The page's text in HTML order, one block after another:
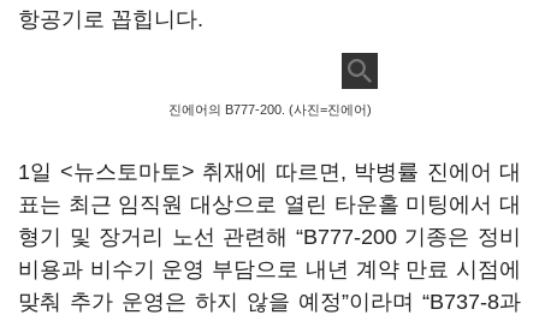
항공기로 꼽힙니다.
진에어의 B777-200. (사진=진에어)
1일 <뉴스토마토> 취재에 따르면, 박병률 진에어 대
표는 최근 임직원 대상으로 열린 타운홀 미팅에서 대
형기 및 장거리 노선 관련해 “B777-200 기종은 정비
비용과 비수기 운영 부담으로 내년 계약 만료 시점에
맞춰 추가 운영은 하지 않을 예정”이라며 “B737-8과